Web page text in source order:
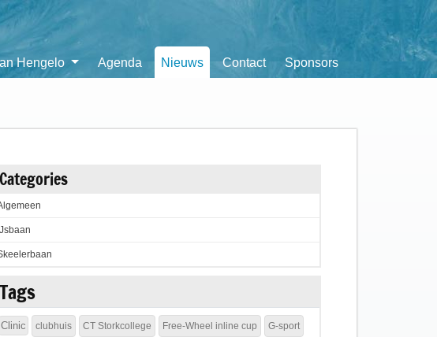
Hengelo Agenda Nieuws Contact Sponsors
Categories
IJsbaan
Tags
Clinic clubhuis CT Storkcollege Free-Wheel inline cup G-sport